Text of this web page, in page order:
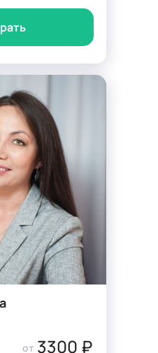
от 3300 ₽